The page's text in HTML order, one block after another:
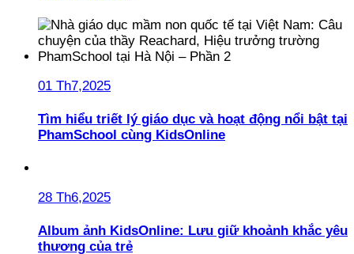
01 Th7,2025
Tìm hiểu triết lý giáo dục và hoạt động nổi bật tại
PhamSchool cùng KidsOnline
28 Th6,2025
Album ảnh KidsOnline: Lưu giữ khoảnh khắc yêu
thương của trẻ